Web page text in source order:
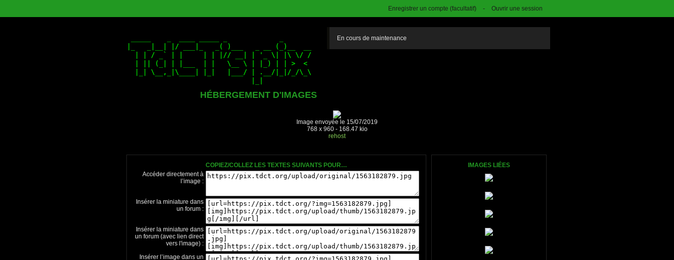
Enregistrer un compte (facultatif) - Ouvrir une session
HÉBERGEMENT D'IMAGES
En cours de maintenance
Image envoyée le 15/07/2019
768 x 960 - 168.47 kio
rehost
COPIEZ/COLLEZ LES TEXTES SUIVANTS POUR…
Accéder directement à
l’image :
Insérer la miniature dans
un forum :
Insérer la miniature dans
un forum (avec lien direct
vers l'image) :
Insérer l’image dans un
IMAGES LIÉES